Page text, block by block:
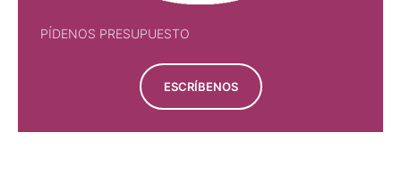
PÍDENOS PRESUPUESTO
ESCRÍBENOS